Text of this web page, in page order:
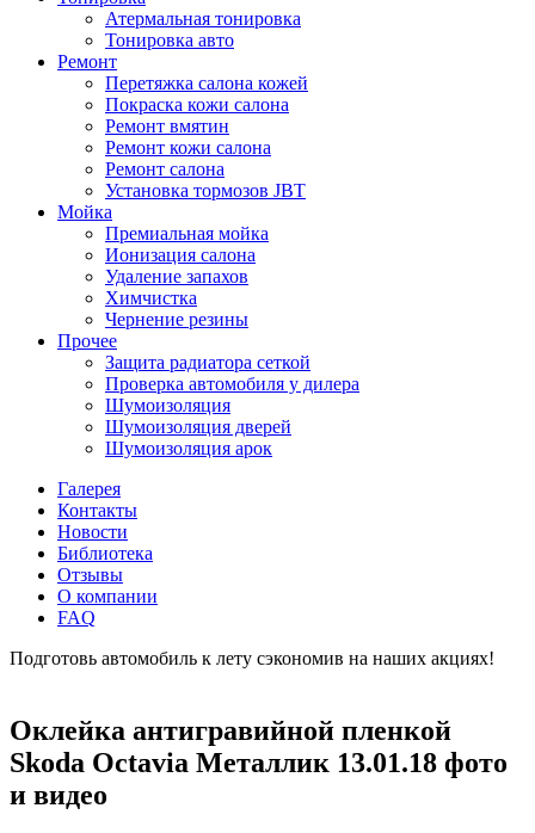
Атермальная тонировка
Тонировка авто
Ремонт
Перетяжка салона кожей
Покраска кожи салона
Ремонт вмятин
Ремонт кожи салона
Ремонт салона
Установка тормозов JBT
Мойка
Премиальная мойка
Ионизация салона
Удаление запахов
Химчистка
Чернение резины
Прочее
Защита радиатора сеткой
Проверка автомобиля у дилера
Шумоизоляция
Шумоизоляция дверей
Шумоизоляция арок
Галерея
Контакты
Новости
Библиотека
Отзывы
О компании
FAQ
Подготовь автомобиль к лету сэкономив на наших акциях!
Оклейка антигравийной пленкой
Skoda Octavia Металлик 13.01.18 фото
и видео